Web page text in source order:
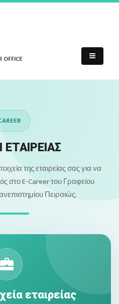
OFFICE
της εταιρείας σας για να
στο E-Career του Γραφείου
Πειραιώς.
εταιρείας